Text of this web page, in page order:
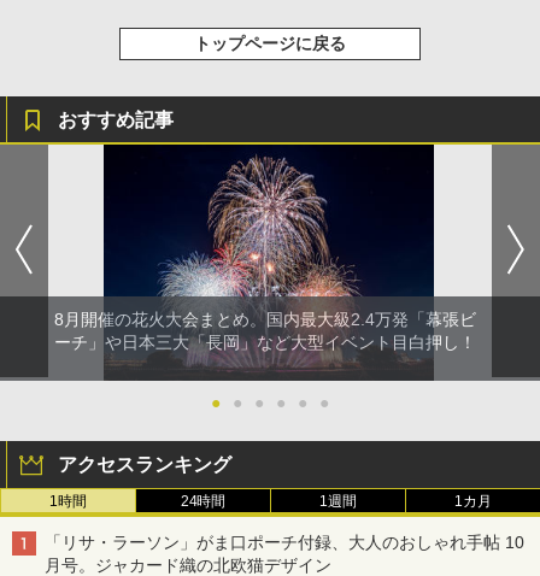
トップページに戻る
おすすめ記事
8月開催の花火大会まとめ。国内最大級2.4万発「幕張ビ
ーチ」や日本三大「長岡」など大型イベント目白押し！
● ● ● ● ● ●
アクセスランキング
1時間 24時間 1週間 1カ月
「リサ・ラーソン」がま口ポーチ付録、大人のおしゃれ手帖 10
月号。ジャカード織の北欧猫デザイン